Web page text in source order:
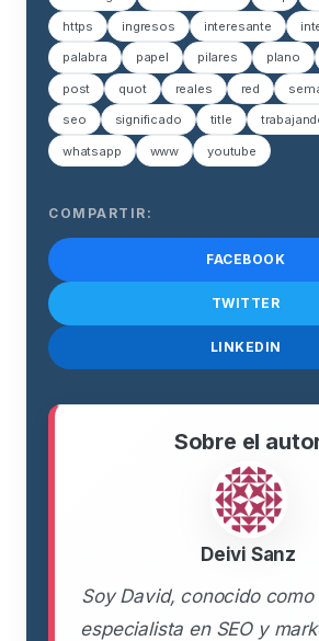
https ingresos interesante
palabra papel pilares plano
post quot reales red
seo significado title
whatsapp www youtube
COMPARTIR:
FACEBOOK
TWITTER
LINKEDIN
Sobre el
Deivi Sanz
Soy David, conocido como
especialista en SEO y